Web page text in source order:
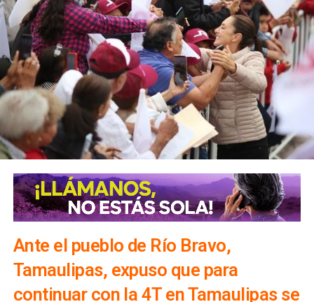
Ante el pueblo de Río Bravo,
Tamaulipas, expuso que para
continuar con la 4T en Tamaulipas se